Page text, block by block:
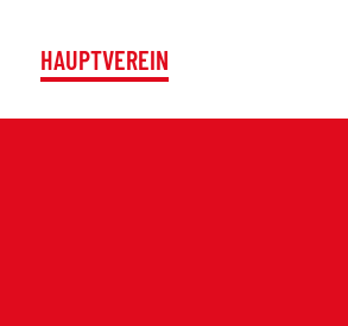
HAUPTVEREIN